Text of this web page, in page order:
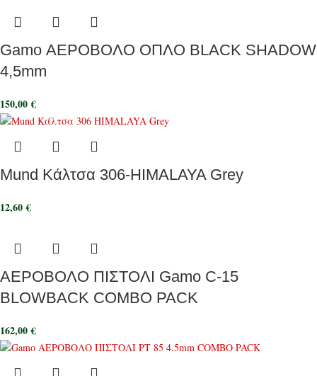
Gamo ΑΕΡΟΒΟΛΟ ΟΠΛΟ BLACK SHADOW
4,5mm
150,00€
Mund Κάλτσα 306-HIMALAYA Grey
12,60€
ΑΕΡΟΒΟΛΟ ΠΙΣΤΟΛΙ Gamo C-15
BLOWBACK COMBO PACK
162,00€